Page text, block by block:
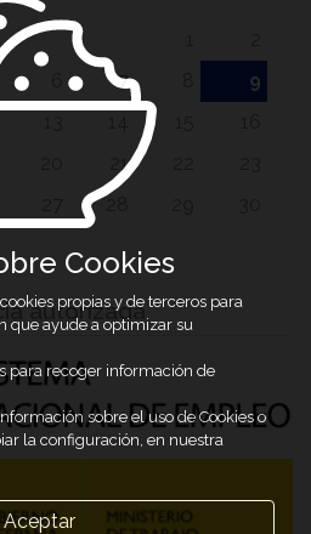
7
9
21
28
autorizada
Cookies
propias y de terceros para
que ayude a optimizar su
para recoger información de
sobre el uso de Cookies o
la configuración, en nuestra
Aceptar